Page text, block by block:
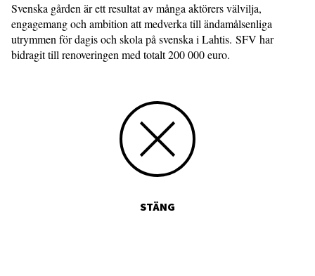
Svenska gården är ett resultat av många aktörers välvilja,
engagemang och ambition att medverka till ändamålsenliga
utrymmen för dagis och skola på svenska i Lahtis. SFV har
bidragit till renoveringen med totalt 200 000 euro.
STÄNG